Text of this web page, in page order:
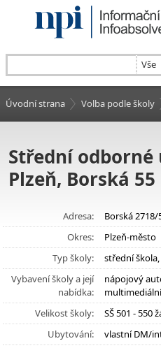
Úvodní strana Volba podle školy
Střední
Plzeň, Borská 55
Adresa:
Borská 2718/
Okres:
Plzeň-město
Typ školy:
střední
Vybavení školy a její
nabídka:
nápojový
Velikost školy:
SŠ 501 - 550
Ubytování:
vlastní DM/